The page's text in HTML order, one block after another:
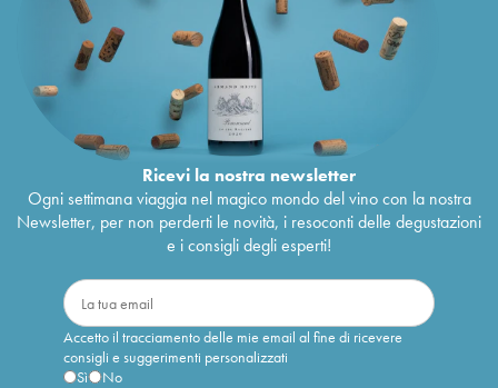
Ricevi la nostra newsletter
Ogni settimana viaggia nel magico mondo del vino con la nostra
Newsletter, per non perderti le novità, i resoconti delle degustazioni
e i consigli degli esperti!
Accetto il tracciamento delle mie email al fine di ricevere
consigli e suggerimenti personalizzati
Sì
No